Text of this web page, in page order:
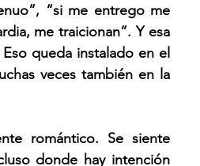
“si me entrego me
me traicionan”. Y esa
queda instalado en el
veces también en la
romántico. Se siente
donde hay intención